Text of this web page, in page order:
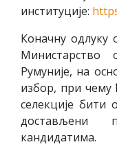
институције:
Коначну одлуку
Министарство
Румуније, на
избор, при чему
селекције бити
достављени
кандидатима.